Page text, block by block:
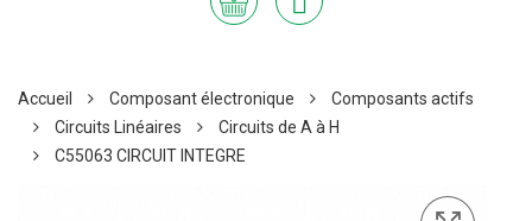
Accueil Composant électronique
Composants actifs
Circuits Linéaires
Circuits de A à H
C55063 CIRCUIT INTEGRE